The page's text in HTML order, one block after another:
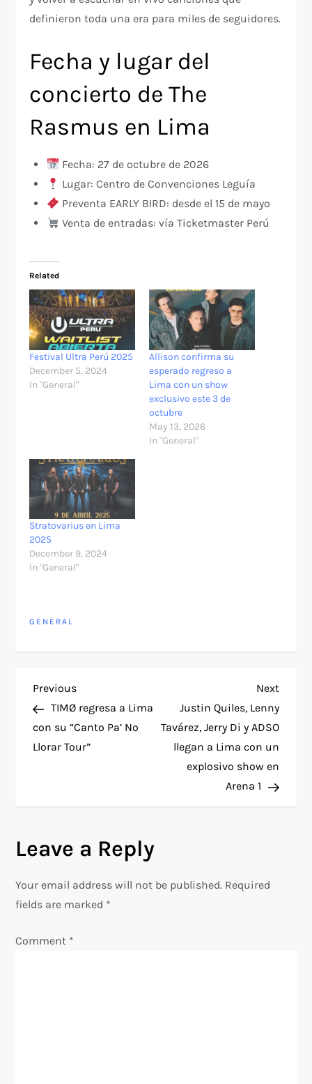
definieron toda una era para miles de seguidores.
Fecha y lugar del
concierto de The
Rasmus en Lima
Fecha: 27 de octubre de 2026
Lugar: Centro de Convenciones Leguía
Preventa EARLY BIRD: desde el 15 de mayo
Venta de entradas: vía Ticketmaster Perú
Related
Festival Ultra Perú 2025
December 5, 2024
In "General"
Allison confirma su
esperado regreso a
Lima con un show
exclusivo este 3 de
octubre
May 13, 2026
In "General"
Stratovarius en Lima
2025
December 9, 2024
In "General"
GENERAL
P
o
s
a
v
Previous
Post
Previous
TIMØ regresa a Lima
con su “Canto Pa’ No
Llorar Tour”
Next
Post
Next
Justin Quiles, Lenny
Tavárez, Jerry Di y ADSO
llegan a Lima con un
explosivo show en
Arena 1
Leave a Reply
Your email address will not be published. Required
fields are marked *
Comment *